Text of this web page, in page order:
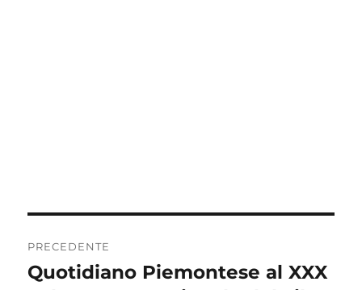
articoli
PRECEDENTE
Articolo
Quotidiano Piemontese al XXX